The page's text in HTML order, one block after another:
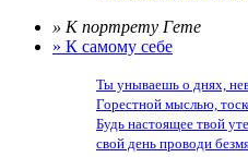
» К портрету Гете
» К самому себе
Ты унываешь о днях,
Горестной мыслью,
Будь настоящее твой
свой день проводи